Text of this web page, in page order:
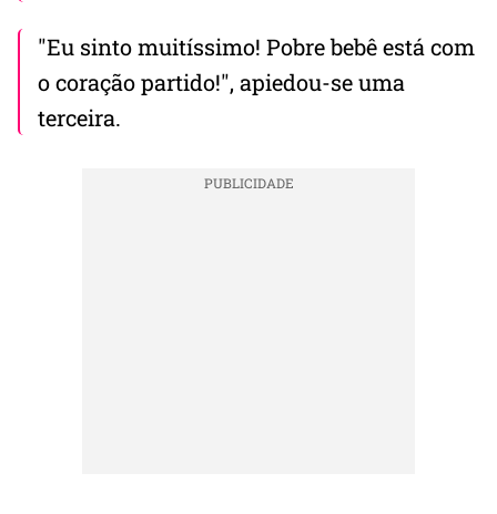
"Eu sinto muitíssimo! Pobre bebê está com
o coração partido!", apiedou-se uma
terceira.